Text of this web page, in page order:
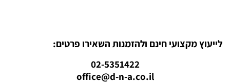
לייעוץ מקצועי חינם ולהזמנות השאירו פרטים:
02-5351422
office@d-n-a.co.il